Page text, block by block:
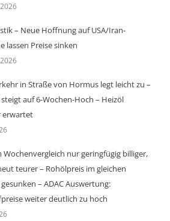
– Neue Hoffnung auf USA/Iran-
lassen Preise sinken
in Straße von Hormus legt leicht zu –
steigt auf 6-Wochen-Hoch – Heizöl
erwartet
Wochenvergleich nur geringfügig billiger,
teurer – Rohölpreis im gleichen
– ADAC Auswertung:
weiter deutlich zu hoch